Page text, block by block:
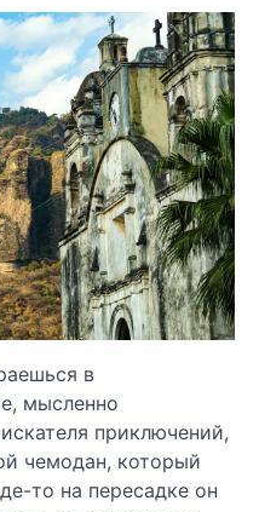
в
мысленно
приключений,
чемодан, который
то на пересадке он